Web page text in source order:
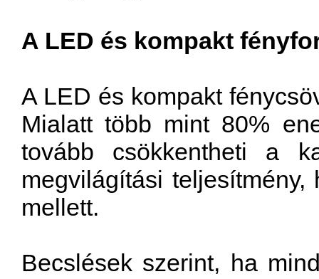
A LED és kompakt
A LED és kompakt
Mialatt több mint 80%
tovább csökkentheti a
megvilágítási
mellett.
Becslések szerint, ha